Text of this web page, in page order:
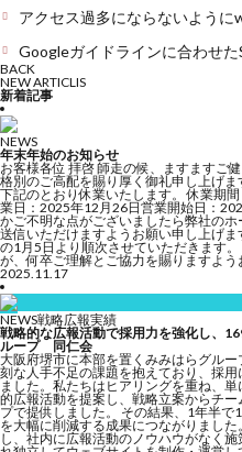
アクセス過多にならないよう
Googleガイドラインに合わせた
BACK
NEW ARTICLIS
新着記事
NEWS
年末年始のお知らせ
お客様各位 拝啓 師走の候、ますますご
格別のご高配を賜り厚く御礼申し上げ
下記のとおり休業いたします。 休業期
業日：2025年12月26日営業開始日：
かご不明な点がございましたら弊社の
送信いただけますようお願い申し上げ
の1月5日より順次させていただきます
が、何卒ご理解とご協力を賜りますよ
2025.11.17
NEWS戦略広報実績
戦略的な広報活動で採用力を強化し、
ループ 同仁会
大阪府堺市に本部を置くみみはらグル
刻な人手不足の課題を抱えており、採
ました。私たちはヒアリングを重ね、
的広報活動を提案し、戦略立案からチ
プで提供しました。 その結果、1年半
を大幅に削減する成果につながりまし
し、社内に広報活動のノウハウがなく